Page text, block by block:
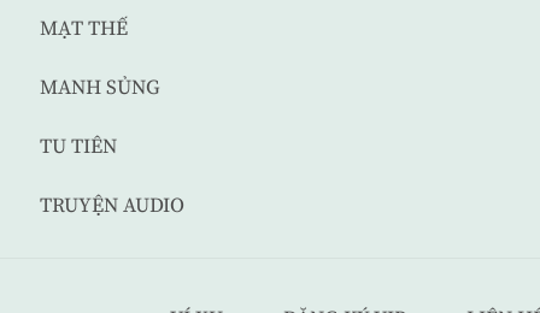
MẠT THẾ
MANH SỦNG
TU TIÊN
TRUYỆN AUDIO